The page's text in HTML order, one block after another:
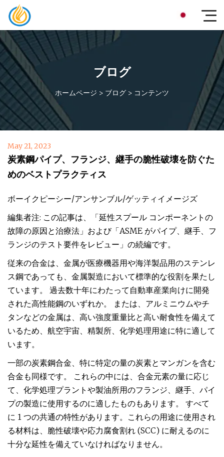
ブログ
ホームページ > ブログ > コンテンツ
May 21, 2023
炭素鋼パイプ、フランジ、継手の脆性破壊を防ぐた
めのベストプラクティス
ボーイクピーシー/アンサンブル/ゲッティイメージズ
編集者注: この記事は、「延性スプール コンポーネントの
故障の原因と治療法」および「ASME がパイプ、継手、フ
ランジのテスト要件をレビュー」の続編です。
従来の合金は、金属が医療機器用や海洋製品用のステンレ
ス鋼であっても、金属製造において標準的な役割を果たし
ています。 過去数十年にわたって自動車産業向けに開発
された高性能鋼のいずれか。 または、アルミニウムやチ
タンなどの金属は、高い強度重量比と高い耐食性を備えて
いるため、航空宇宙、精製所、化学処理用途に特に適して
います。
一部の炭素鋼合金、特に特定の量の炭素とマンガンを含む
合金も同様です。 これらの中には、合金元素の量に応じ
て、化学処理プラントや製油所用のフランジ、継手、パイ
プの製造に使用するのに適したものもあります。 すべて
に 1 つの共通の特性があります。これらの用途に使用され
る材料は、脆性破壊や応力腐食割れ (SCC) に耐えるのに
十分な延性を備えていなければなりません。